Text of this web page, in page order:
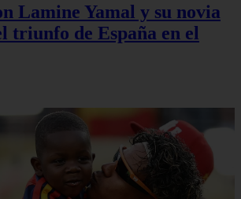
Lamine Yamal y su novia
triunfo de España en el